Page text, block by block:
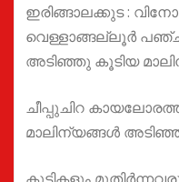
ഇരിങ്ങാലക്കുട :
വെള്ളാങ്ങല്ലൂർ
അടിഞ്ഞു കൂടിയ
ചീപ്പുചിറ
മാലിന്യങ്ങൾ